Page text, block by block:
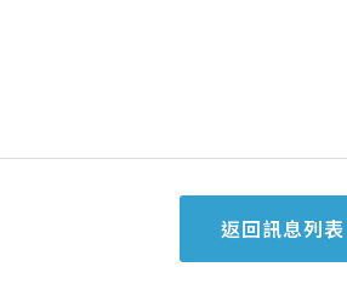
返回訊息列表